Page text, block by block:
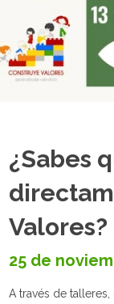
¿Sabes
Valores?
25 de
A través de